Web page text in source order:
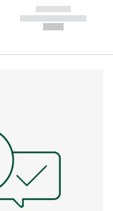
------------
----------- -----------